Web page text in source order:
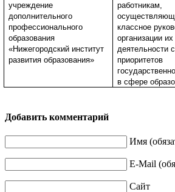
учреждение
дополнительного
профессионального
образования
«Нижегородский институт
развития образования»
работникам,
классное
организации их
деятельности
приоритетов
в сфере
Добавить комментарий
Имя
E-Mail
Сайт